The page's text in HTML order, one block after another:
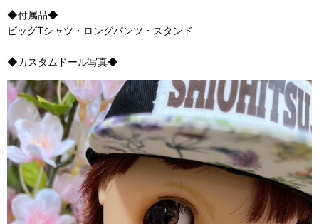
◆付属品◆
ビッグTシャツ・ロングパンツ・スタンド
◆カスタムドール写真◆